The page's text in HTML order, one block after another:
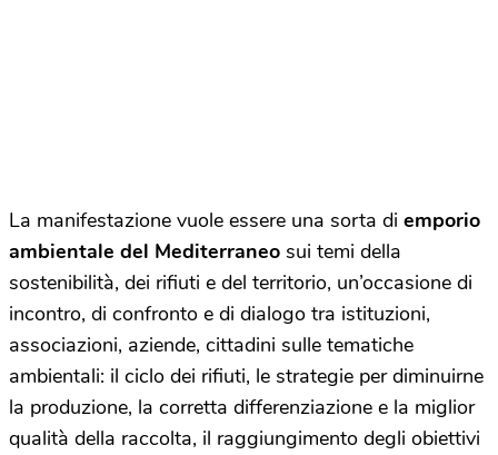
La manifestazione vuole essere una sorta di emporio
ambientale del Mediterraneo sui temi della
sostenibilità, dei rifiuti e del territorio, un’occasione di
incontro, di confronto e di dialogo tra istituzioni,
associazioni, aziende, cittadini sulle tematiche
ambientali: il ciclo dei rifiuti, le strategie per diminuirne
la produzione, la corretta differenziazione e la miglior
qualità della raccolta, il raggiungimento degli obiettivi